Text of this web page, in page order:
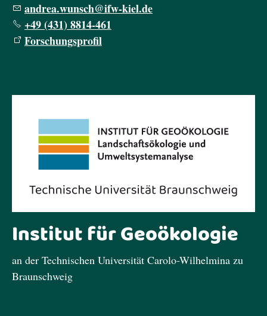
ndr w nsch fw-k ld
+49 (431) 8814-461
Forschungsprofil
Institut für Geoökologie
an der Technischen Universität Carolo-Wilhelmina zu
Braunschweig